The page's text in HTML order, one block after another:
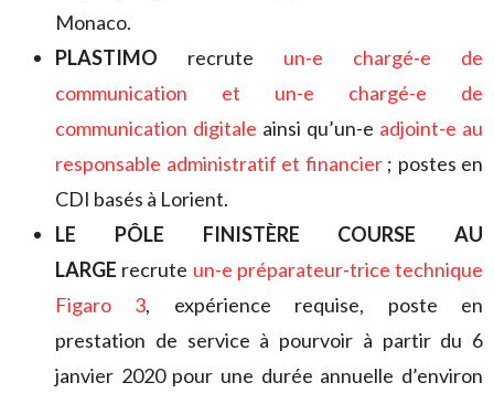
Monaco.
PLASTIMO recrute un-e chargé-e de
communication et un-e chargé-e de
communication digitale ainsi qu’un-e adjoint-e au
responsable administratif et financier; postes en
CDI basés à Lorient.
LE PÔLE FINISTÈRE COURSE AU
LARGE recrute un-e préparateur-trice technique
Figaro 3, expérience requise, poste en
prestation de service à pourvoir à partir du 6
janvier 2020 pour une durée annuelle d’environ